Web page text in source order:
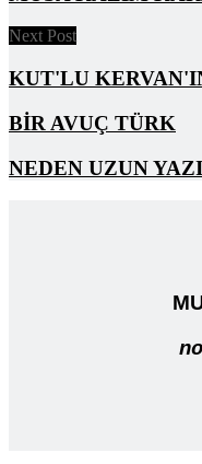
Next Post
KUT'LU
BİR AVUÇ TÜRK
NEDEN UZUN